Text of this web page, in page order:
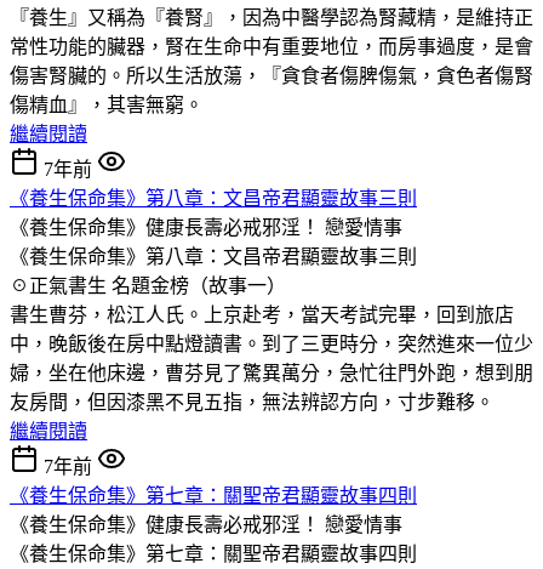
『養生』又稱為『養腎』，因為中醫學認為腎藏精，是維持正
常性功能的臟器，腎在生命中有重要地位，而房事過度，是會
傷害腎臟的。所以生活放蕩，『貪食者傷脾傷氣，貪色者傷腎
傷精血』，其害無窮。
繼續閱讀
7年前
《養生保命集》第八章：文昌帝君顯靈故事三則
《養生保命集》健康長壽必戒邪淫！ 戀愛情事
《養生保命集》第八章：文昌帝君顯靈故事三則
☉正氣書生 名題金榜（故事一）
書生曹芬，松江人氏。上京赴考，當天考試完畢，回到旅店
中，晚飯後在房中點燈讀書。到了三更時分，突然進來一位少
婦，坐在他床邊，曹芬見了驚異萬分，急忙往門外跑，想到朋
友房間，但因漆黑不見五指，無法辨認方向，寸步難移。
繼續閱讀
7年前
《養生保命集》第七章：關聖帝君顯靈故事四則
《養生保命集》健康長壽必戒邪淫！ 戀愛情事
《養生保命集》第七章：關聖帝君顯靈故事四則